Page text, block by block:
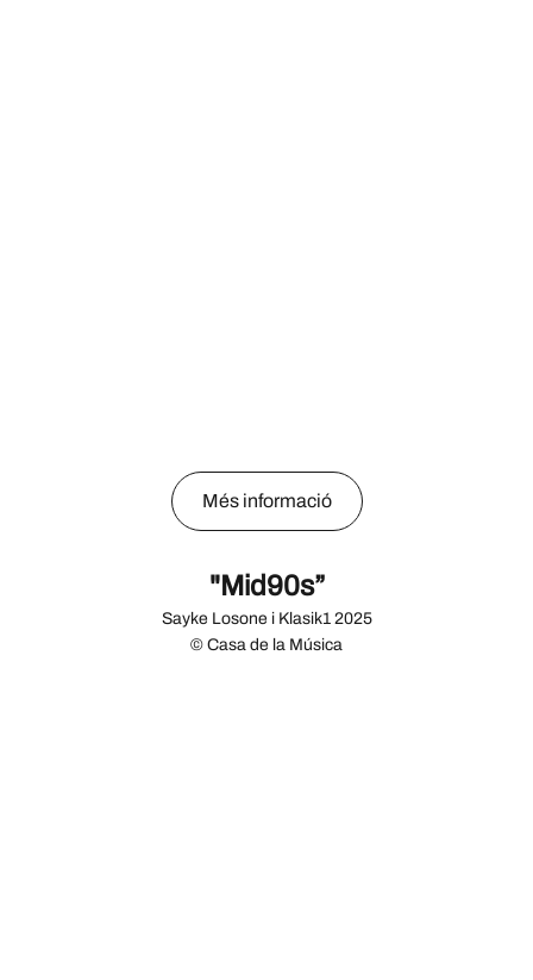
Més informació
"Mid90s”
Sayke Losone i Klasik1 2025
© Casa de la Música